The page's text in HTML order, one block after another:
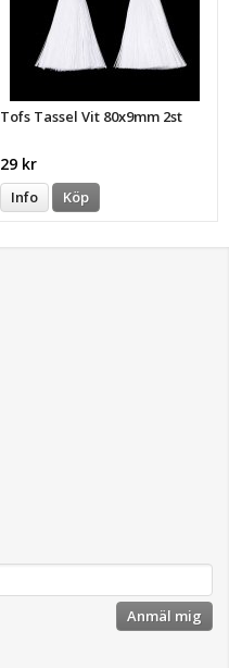
Tofs Tassel Vit 80x9mm 2st
29 kr
Info Köp
Anmäl mig